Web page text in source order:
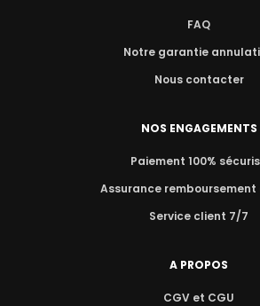
FAQ
Notre garantie
Nous contacter
NOS ENGAGEMENTS
Paiement 100%
Assurance remboursement
Service client 7/7
A PROPOS
CGV et CGU